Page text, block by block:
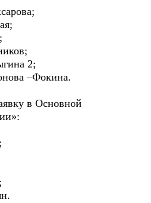
2;
–Фокина.
в Основной